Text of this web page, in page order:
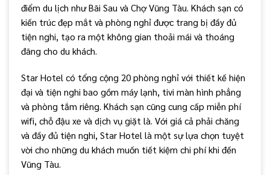
điểm du lịch như Bãi Sau và Chợ Vũng Tàu. Khách sạn có
kiến trúc đẹp mắt và phòng nghỉ được trang bị đầy đủ
tiện nghi, tạo ra một không gian thoải mái và thoáng
đãng cho du khách.
Star Hotel có tổng cộng 20 phòng nghỉ với thiết kế hiện
đại và tiện nghi bao gồm máy lạnh, tivi màn hình phẳng
và phòng tắm riêng. Khách sạn cũng cung cấp miễn phí
wifi, chỗ đậu xe và dịch vụ giặt là. Với giá cả phải chăng
và đầy đủ tiện nghi, Star Hotel là một sự lựa chọn tuyệt
vời cho những du khách muốn tiết kiệm chi phí khi đến
Vũng Tàu.